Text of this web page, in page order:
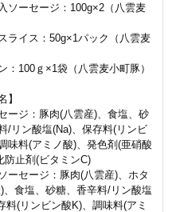
ソーセージ：100g×2（八雲麦
ライス：50g×1パック（八雲麦
：100ｇ×1袋（八雲麦小町豚）
】
ージ：豚肉(八雲産)、食塩、砂
/リン酸塩(Na)、保存料(リンビ
味料(アミノ酸)、発色剤(亜硝酸
防止剤(ビタミンC)
ーセージ：豚肉(八雲産)、ホタ
、食塩、砂糖、香辛料/リン酸塩
料(リンビン酸K)、調味料(アミ